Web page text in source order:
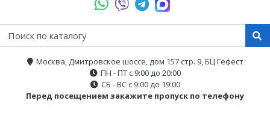
Москва, Дмитровское шоссе, дом 157 стр. 9, БЦ Гефест
ПН - ПТ с 9:00 до 20:00
СБ - ВС с 9:00 до 19:00
Перед посещением закажите пропуск по телефону
Багги
Мотоциклы
Электроскутеры
Аксессуары